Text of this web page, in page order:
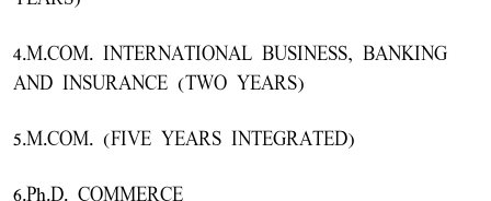
4.M.COM. INTERNATIONAL BUSINESS, BANKING
AND INSURANCE (TWO YEARS)
5.M.COM. (FIVE YEARS INTEGRATED)
6.Ph.D. COMMERCE